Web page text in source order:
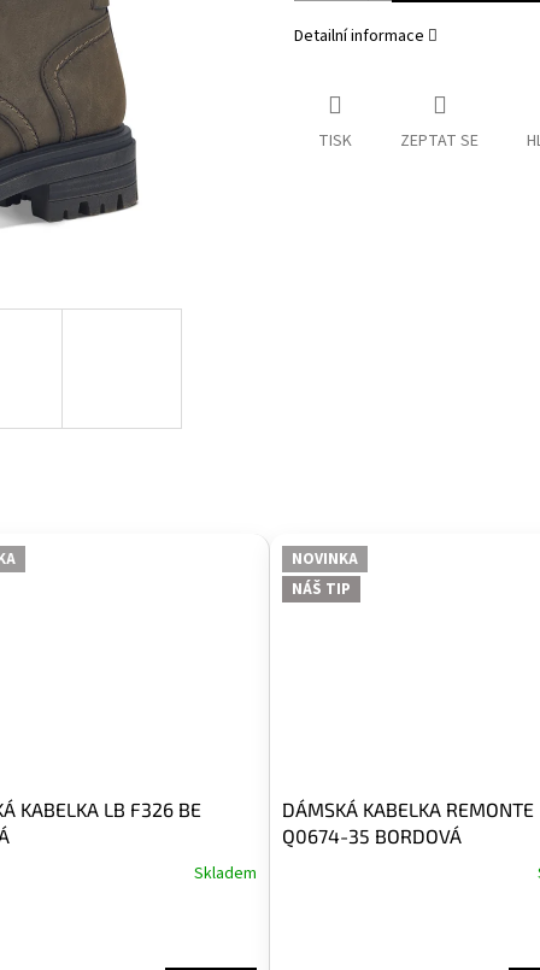
Detailní informace
TISK ZEPTAT SE
KABELKA LB F326 BE
Skladem
NOVINKA
NÁŠ TIP
DÁMSKÁ KABELKA REMONTE
Q0674-35 BORDOVÁ